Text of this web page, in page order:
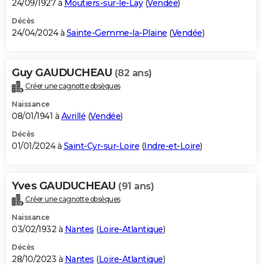
24/09/1927 à Moutiers-sur-le-Lay(Vendée)
Décès
24/04/2024 à Sainte-Gemme-la-Plaine (Vendée)
Guy GAUDUCHEAU (82 ans)
Créer une cagnotte obsèques
Naissance
08/01/1941 à Avrillé (Vendée)
Décès
01/01/2024 à Saint-Cyr-sur-Loire (Indre-et-Loire)
Yves GAUDUCHEAU (91 ans)
Créer une cagnotte obsèques
Naissance
03/02/1932 à Nantes (Loire-Atlantique)
Décès
28/10/2023 à Nantes (Loire-Atlantique)